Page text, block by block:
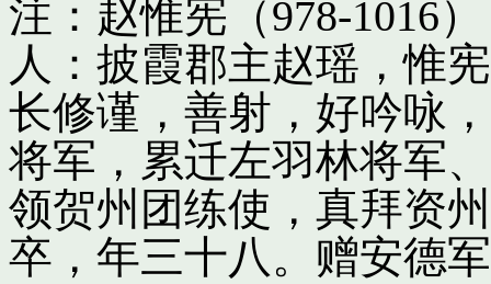
注：赵惟宪（978-1016
人：披霞郡主赵瑶，惟
长修谨，善射，好吟咏
将军，累迁左羽林将军
领贺州团练使，真拜资
卒，年三十八。赠安德